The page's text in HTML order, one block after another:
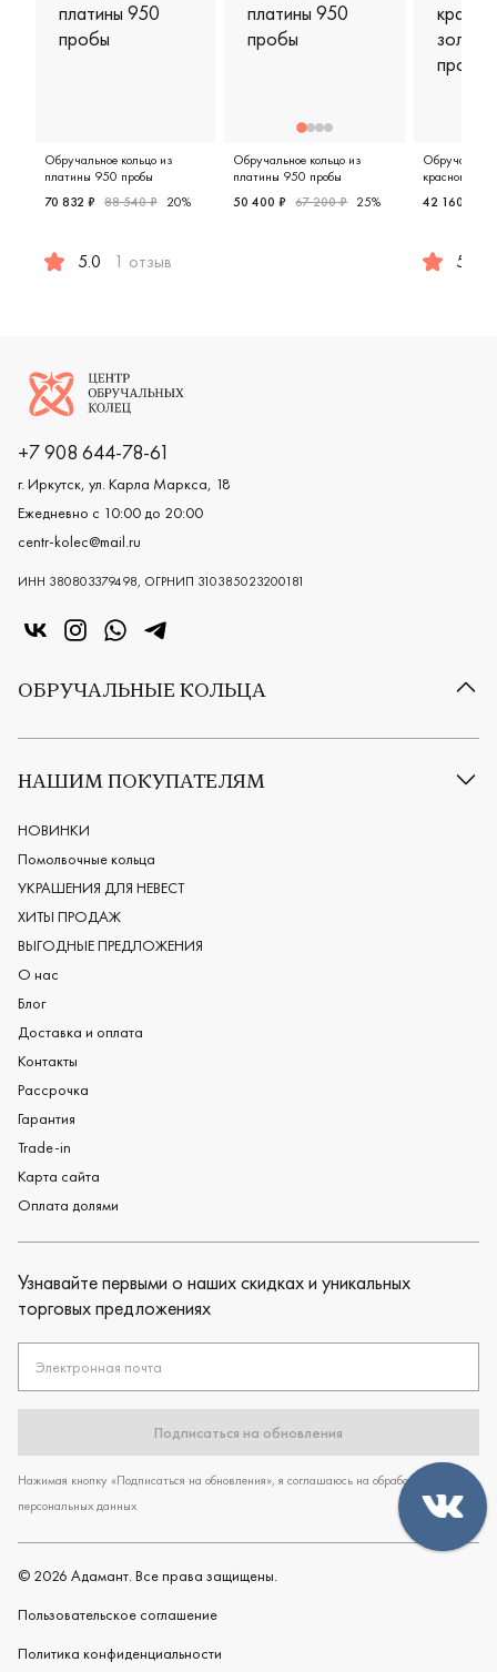
Обручальное кольцо из
платины 950 пробы
70 832 ₽ 88 540 ₽ 20%
5.0 1 отзыв
Обручальное кольцо из
платины 950 пробы
Женские, парные, платина
50 400 ₽ 67 200 ₽ 25%
красного
42 160 ₽
5.0
Логотип компании
+7 908 644-78-61
г. Иркутск, ул. Карла Маркса, 18
Ежедневно с 10:00 до 20:00
centr-kolec@mail.ru
ИНН 380803379498, ОГРНИП 310385023200181
«Центр колец» в VK
«Центр колец» в Instagram
«Центр колец» в Whatsapp
«Центр колец» в Telegram
ОБРУЧАЛЬНЫЕ КОЛЬЦА
Все обручальные кольца
Европейские обручальные кольца
Мужские обручальные кольца
Женские обручальные кольца
Обручальные кольца из платины
Дизайнерские обручальные кольца
Черные обручальные кольца
НАШИМ ПОКУПАТЕЛЯМ
НОВИНКИ
Помолвочные кольца
УКРАШЕНИЯ ДЛЯ НЕВЕСТ
ХИТЫ ПРОДАЖ
ВЫГОДНЫЕ ПРЕДЛОЖЕНИЯ
О нас
Блог
Доставка и оплата
Контакты
Рассрочка
Гарантия
Trade-in
Карта сайта
Оплата долями
Узнавайте первыми о наших скидках и уникальных
торговых предложениях
Электронная почта
Подписаться на обновления
Нажимая кнопку «Подписаться на обновления», я соглашаюсь на обработку
персональных данных
© 2026 Адамант. Все права защищены.
Пользовательское cоглашение
Политика конфиденциальности